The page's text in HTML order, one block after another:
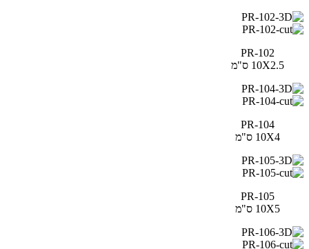
PR-102
10X2.5 ס"מ
PR-104
10X4 ס"מ
PR-105
10X5 ס"מ